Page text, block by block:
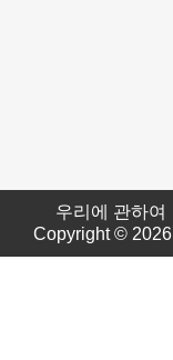
우리에 관하여
Copyright © 2026